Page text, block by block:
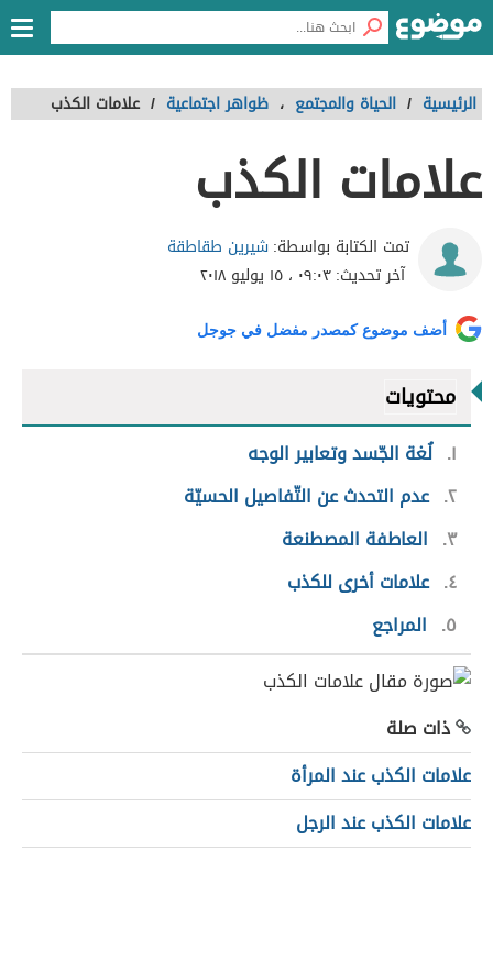
الرئيسية / الحياة والمجتمع ، ظواهر اجتماعية / علامات الكذب
علامات الكذب
تمت الكتابة بواسطة:شيرين طقاطقة
آخر تحديث:٠٩:٠٣ ، ١٥ يوليو ٢٠١٨
أضف موضوع كمصدر مفضل في جوجل
محتويات
١ لُغة الجّسد وتعابير الوجه
٢ عدم التحدث عن التّفاصيل الحسيّة
٣
العاطفة المصطنعة
٤ علامات أخرى للكذب
٥
المراجع
ذات صلة
علامات الكذب عند المرأة
علامات الكذب عند الرجل